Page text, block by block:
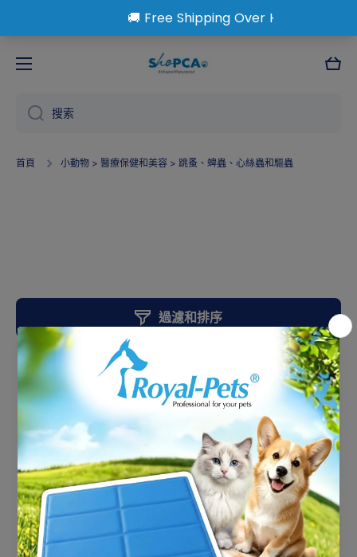
大
車
搜索
首頁 小動物 > 醫療保健和美容 > 跳蚤、蜱蟲、心絲蟲和驅蟲
過濾和排序
0 產品
未找到產品